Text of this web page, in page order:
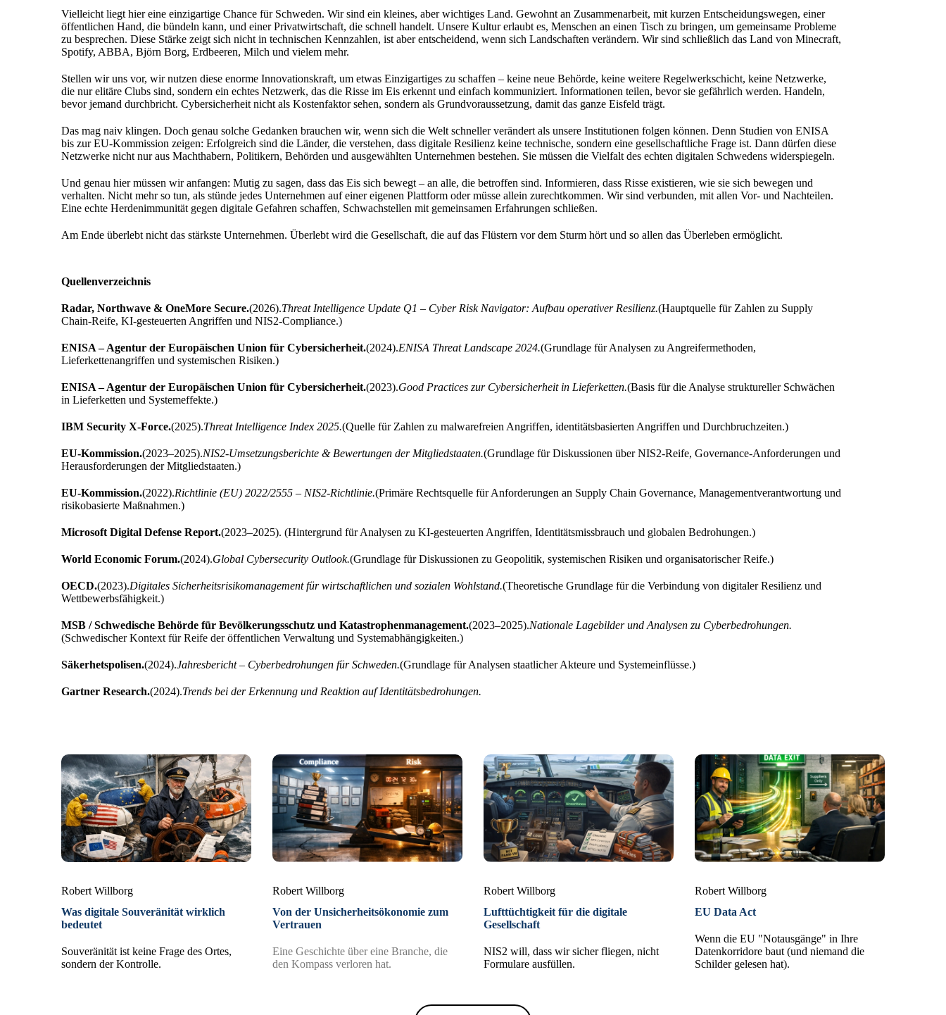
Vielleicht liegt hier eine einzigartige Chance für Schweden. Wir sind ein kleines, aber wichtiges Land. Gewohnt an Zusammenarbeit, mit kurzen Entscheidungswegen, einer
öffentlichen Hand, die bündeln kann, und einer Privatwirtschaft, die schnell handelt. Unsere Kultur erlaubt es, Menschen an einen Tisch zu bringen, um gemeinsame Probleme
zu besprechen. Diese Stärke zeigt sich nicht in technischen Kennzahlen, ist aber entscheidend, wenn sich Landschaften verändern. Wir sind schließlich das Land von Minecraft,
Spotify, ABBA, Björn Borg, Erdbeeren, Milch und vielem mehr.
Stellen wir uns vor, wir nutzen diese enorme Innovationskraft, um etwas Einzigartiges zu schaffen – keine neue Behörde, keine weitere Regelwerkschicht, keine Netzwerke,
die nur elitäre Clubs sind, sondern ein echtes Netzwerk, das die Risse im Eis erkennt und einfach kommuniziert. Informationen teilen, bevor sie gefährlich werden. Handeln,
bevor jemand durchbricht. Cybersicherheit nicht als Kostenfaktor sehen, sondern als Grundvoraussetzung, damit das ganze Eisfeld trägt.
Das mag naiv klingen. Doch genau solche Gedanken brauchen wir, wenn sich die Welt schneller verändert als unsere Institutionen folgen können. Denn Studien von ENISA
bis zur EU-Kommission zeigen: Erfolgreich sind die Länder, die verstehen, dass digitale Resilienz keine technische, sondern eine gesellschaftliche Frage ist. Dann dürfen diese
Netzwerke nicht nur aus Machthabern, Politikern, Behörden und ausgewählten Unternehmen bestehen. Sie müssen die Vielfalt des echten digitalen Schwedens widerspiegeln.
Und genau hier müssen wir anfangen: Mutig zu sagen, dass das Eis sich bewegt – an alle, die betroffen sind. Informieren, dass Risse existieren, wie sie sich bewegen und
verhalten. Nicht mehr so tun, als stünde jedes Unternehmen auf einer eigenen Plattform oder müsse allein zurechtkommen. Wir sind verbunden, mit allen Vor- und Nachteilen.
Eine echte Herdenimmunität gegen digitale Gefahren schaffen, Schwachstellen mit gemeinsamen Erfahrungen schließen.
Am Ende überlebt nicht das stärkste Unternehmen. Überlebt wird die Gesellschaft, die auf das Flüstern vor dem Sturm hört und so allen das Überleben ermöglicht.
Quellenverzeichnis
Radar, Northwave & OneMore Secure.(2026).Threat Intelligence Update Q1 – Cyber Risk Navigator: Aufbau operativer Resilienz.(Hauptquelle für Zahlen zu Supply
Chain-Reife, KI-gesteuerten Angriffen und NIS2-Compliance.)
ENISA – Agentur der Europäischen Union für Cybersicherheit.(2024).ENISA Threat Landscape 2024.(Grundlage für Analysen zu Angreifermethoden,
Lieferkettenangriffen und systemischen Risiken.)
ENISA – Agentur der Europäischen Union für Cybersicherheit.(2023).Good Practices zur Cybersicherheit in Lieferketten.(Basis für die Analyse struktureller Schwächen
in Lieferketten und Systemeffekte.)
IBM Security X‑Force.(2025).Threat Intelligence Index 2025.(Quelle für Zahlen zu malwarefreien Angriffen, identitätsbasierten Angriffen und Durchbruchzeiten.)
EU-Kommission.(2023–2025).NIS2-Umsetzungsberichte & Bewertungen der Mitgliedstaaten.(Grundlage für Diskussionen über NIS2-Reife, Governance-Anforderungen und
Herausforderungen der Mitgliedstaaten.)
EU-Kommission.(2022).Richtlinie (EU) 2022/2555 – NIS2-Richtlinie.(Primäre Rechtsquelle für Anforderungen an Supply Chain Governance, Managementverantwortung und
risikobasierte Maßnahmen.)
Microsoft Digital Defense Report.(2023–2025). (Hintergrund für Analysen zu KI-gesteuerten Angriffen, Identitätsmissbrauch und globalen Bedrohungen.)
World Economic Forum.(2024).Global Cybersecurity Outlook.(Grundlage für Diskussionen zu Geopolitik, systemischen Risiken und organisatorischer Reife.)
OECD.(2023).Digitales Sicherheitsrisikomanagement für wirtschaftlichen und sozialen Wohlstand.(Theoretische Grundlage für die Verbindung von digitaler Resilienz und
Wettbewerbsfähigkeit.)
MSB / Schwedische Behörde für Bevölkerungsschutz und Katastrophenmanagement.(2023–2025).Nationale Lagebilder und Analysen zu Cyberbedrohungen.
(Schwedischer Kontext für Reife der öffentlichen Verwaltung und Systemabhängigkeiten.)
Säkerhetspolisen.(2024).Jahresbericht – Cyberbedrohungen für Schweden.(Grundlage für Analysen staatlicher Akteure und Systemeinflüsse.)
Gartner Research.(2024).Trends bei der Erkennung und Reaktion auf Identitätsbedrohungen.
Robert Willborg
Was digitale Souveränität wirklich
bedeutet
Souveränität ist keine Frage des Ortes,
sondern der Kontrolle.
Robert Willborg
Von der Unsicherheitsökonomie zum
Vertrauen
Eine Geschichte über eine Branche, die
den Kompass verloren hat.
Robert Willborg
Lufttüchtigkeit für die digitale
Gesellschaft
NIS2 will, dass wir sicher fliegen, nicht
Formulare ausfüllen.
Robert Willborg
EU Data Act
Wenn die EU "Notausgänge" in Ihre
Datenkorridore baut (und niemand die
Schilder gelesen hat).